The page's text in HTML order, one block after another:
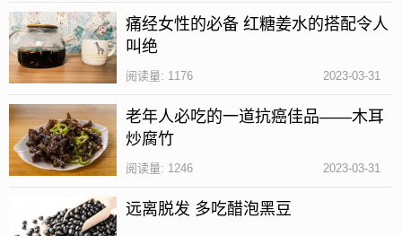
燕窝和阿胶都是对女性身体十分好的保健品，各有所
长，并不能直接说哪一种更好，不过你可以根据自己
的体质状态，从这两种中选择出一种适合自己体质食
布，未经授权，请勿转载。
阿胶和燕窝的购买注意事项
2、一定要对产品的性质进行鉴别后再购买。
痛经女性的必备 红糖姜水的搭配令人
叫绝
2023-03-31
阅读量: 1176
老年人必吃的一道抗癌佳品——木耳
炒腐竹
2023-03-31
阅读量: 1246
远离脱发 多吃醋泡黑豆